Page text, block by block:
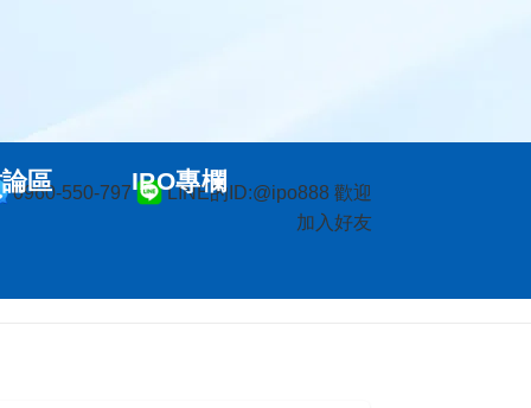
0960-550-797
LINE的ID:@ipo888 歡迎
加入好友
區 IPO專欄